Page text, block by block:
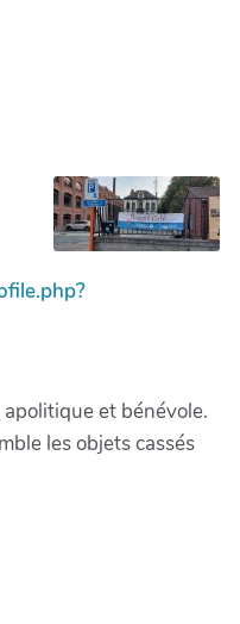
et bénévole.
les objets cassés